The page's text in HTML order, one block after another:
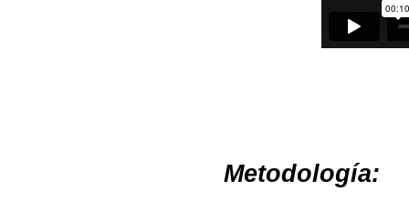
Metodología: